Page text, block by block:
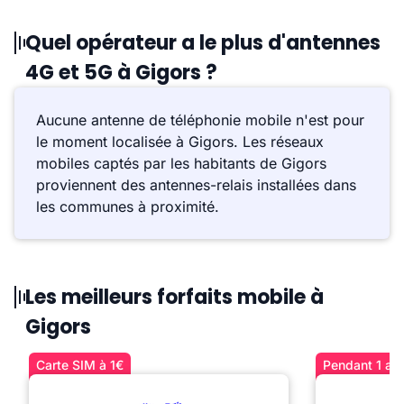
Quel opérateur a le plus d'antennes
4G et 5G à Gigors ?
Aucune antenne de téléphonie mobile n'est pour
le moment localisée à Gigors. Les réseaux
mobiles captés par les habitants de Gigors
proviennent des antennes-relais installées dans
les communes à proximité.
Les meilleurs forfaits mobile à
Gigors
Carte SIM à 1€ Pendant 1